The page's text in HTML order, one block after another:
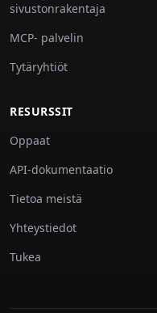
sivustonrakentaja
MCP- palvelin
Tytäryhtiöt
RESURSSIT
Oppaat
API-dokumentaatio
Tietoa meistä
Yhteystiedot
Tukea